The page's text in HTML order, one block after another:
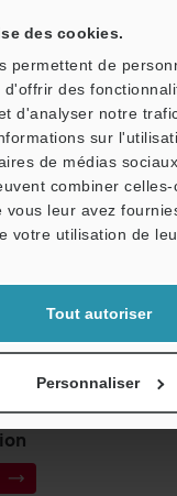
des cookies.
permettent de
des
d'analyser notre
sur
de médias
combiner
vous leur avez
votre utilisation de
Tout autoriser
Personnaliser
Assistance utilisateur
laser
maintenant!
à la lettre